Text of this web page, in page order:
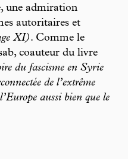
une admiration
autoritaires et
XI). Comme le
coauteur du livre
du fascisme en Syrie
de l’extrême
aussi bien que le